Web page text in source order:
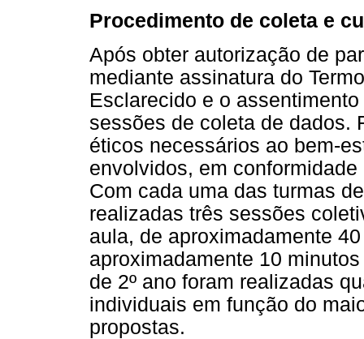
Procedimento de coleta e
Após obter autorização de
mediante assinatura do
Esclarecido e o
sessões de coleta de dados.
éticos necessários ao bem-
envolvidos, em
Com cada uma das turmas
realizadas três sessões
aula, de aproximadamente
aproximadamente 10
de 2º ano foram realizadas
individuais em função do
propostas.